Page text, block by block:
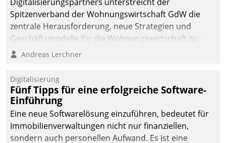
Spitzenverband der Wohnungswirtschaft GdW die
zentrale Herausforderung, neue Strategien und
Geschäftsmodelle für die Wohnungswirtschaft zu
entwickeln.
Andreas Lerchner
Digitalisierung
Fünf Tipps für eine erfolgreiche Software-
Einführung
Eine neue Softwarelösung einzuführen, bedeutet für
Immobilienverwaltungen nicht nur finanziellen,
sondern auch personellen Aufwand. Es ist eine